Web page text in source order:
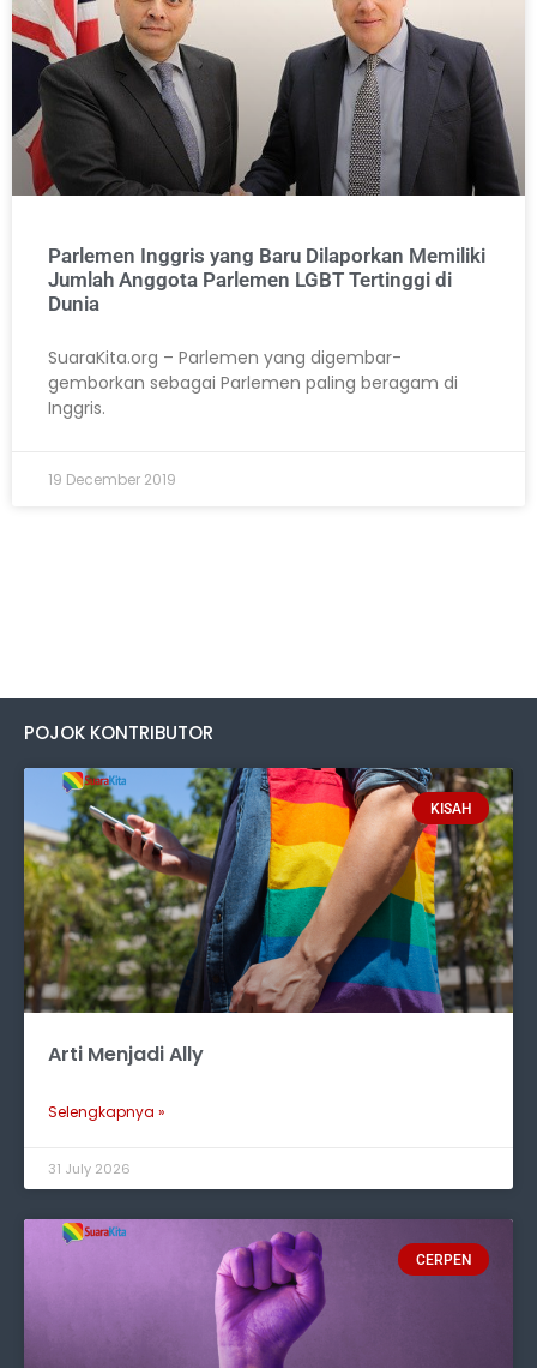
Parlemen Inggris yang Baru Dilaporkan Memiliki
Jumlah Anggota Parlemen LGBT Tertinggi di
Dunia
SuaraKita.org – Parlemen yang digembar-
gemborkan sebagai Parlemen paling beragam di
Inggris.
19 December 2019
POJOK KONTRIBUTOR
KISAH
Arti Menjadi Ally
Selengkapnya »
31 July 2026
CERPEN